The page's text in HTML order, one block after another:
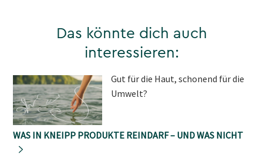
Das könnte dich auch
interessieren:
Gut für die Haut, schonend für die
Umwelt?
WAS IN KNEIPP PRODUKTE REINDARF – UND WAS NICHT